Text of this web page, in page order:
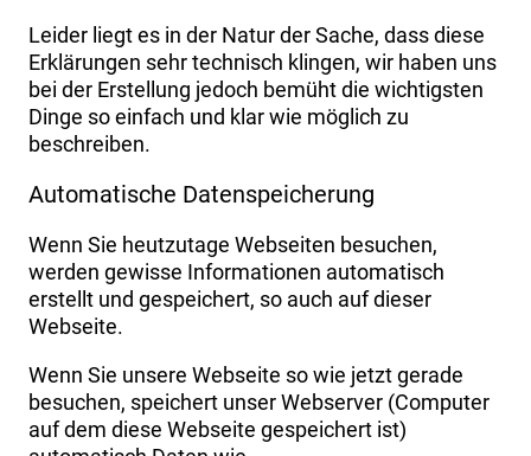
Leider liegt es in der Natur der Sache, dass diese
Erklärungen sehr technisch klingen, wir haben uns
bei der Erstellung jedoch bemüht die wichtigsten
Dinge so einfach und klar wie möglich zu
beschreiben.
Automatische Datenspeicherung
Wenn Sie heutzutage Webseiten besuchen,
werden gewisse Informationen automatisch
erstellt und gespeichert, so auch auf dieser
Webseite.
Wenn Sie unsere Webseite so wie jetzt gerade
besuchen, speichert unser Webserver (Computer
auf dem diese Webseite gespeichert ist)